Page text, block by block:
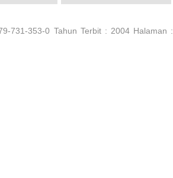
731-353-0 Tahun Terbit : 2004 Halaman :